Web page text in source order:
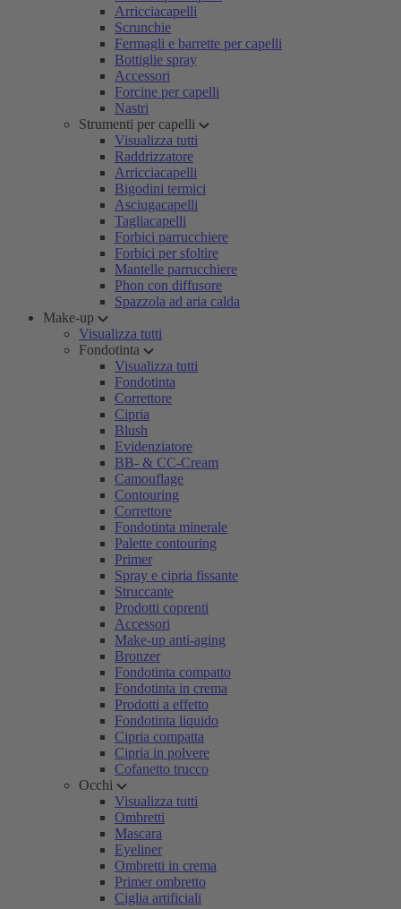
Arricciacapelli
Scrunchie
Fermagli e barrette per capelli
Bottiglie spray
Accessori
Forcine per capelli
Nastri
Strumenti per capelli
Visualizza tutti
Raddrizzatore
Arricciacapelli
Bigodini termici
Asciugacapelli
Tagliacapelli
Forbici parrucchiere
Forbici per sfoltire
Mantelle parrucchiere
Phon con diffusore
Spazzola ad aria calda
Make-up
Visualizza tutti
Fondotinta
Visualizza tutti
Fondotinta
Correttore
Cipria
Blush
Evidenziatore
BB- & CC-Cream
Camouflage
Contouring
Correttore
Fondotinta minerale
Palette contouring
Primer
Spray e cipria fissante
Struccante
Prodotti coprenti
Accessori
Make-up anti-aging
Bronzer
Fondotinta compatto
Fondotinta in crema
Prodotti a effetto
Fondotinta liquido
Cipria compatta
Cipria in polvere
Cofanetto trucco
Occhi
Visualizza tutti
Ombretti
Mascara
Eyeliner
Ombretti in crema
Primer ombretto
Ciglia artificiali